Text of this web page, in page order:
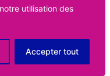
utilisation des
Accepter tout